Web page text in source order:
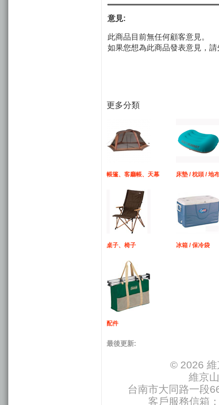
意見:
此商品目前無任何顧客意見。
如果您想為此商品發表意見，
更多分類
帳篷、客廳帳、天幕 床墊 / 枕頭 / 地
桌子、椅子 冰箱 / 保冷袋
配件
最後更新:
© 2026 維
維京
台南市大同路一段
客戶服務信箱